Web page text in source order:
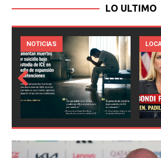
LO ULTIMO
LOCAL
Prev